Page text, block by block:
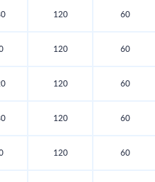
120 60
120 60
120 60
120 60
120 60